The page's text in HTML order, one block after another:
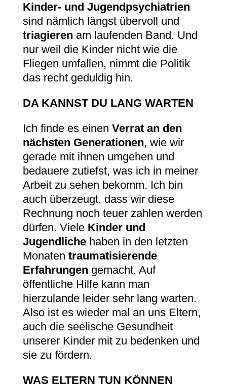
Kinder- und Jugendpsychiatrien
sind nämlich längst übervoll und
triagieren am laufenden Band. Und
nur weil die Kinder nicht wie die
Fliegen umfallen, nimmt die Politik
das recht geduldig hin.
DA KANNST DU LANG WARTEN
Ich finde es einen Verrat an den
nächsten Generationen, wie wir
gerade mit ihnen umgehen und
bedauere zutiefst, was ich in meiner
Arbeit zu sehen bekomm. Ich bin
auch überzeugt, dass wir diese
Rechnung noch teuer zahlen werden
dürfen. Viele Kinder und
Jugendlichehaben in den letzten
Monaten traumatisierende
Erfahrungen gemacht. Auf
öffentliche Hilfe kann man
hierzulande leider sehr lang warten.
Also ist es wieder mal an uns Eltern,
auch die seelische Gesundheit
unserer Kinder mit zu bedenken und
sie zu fördern.
WAS ELTERN TUN KÖNNEN